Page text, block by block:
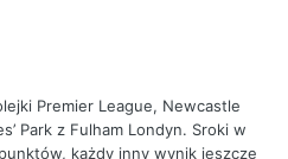
Premier League, Newcastle
Park z Fulham Londyn. Sroki w
każdy inny wynik jeszcze